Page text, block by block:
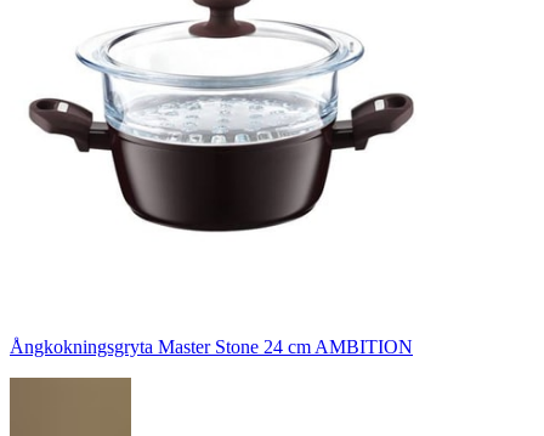
Ångkokningsgryta Master Stone 24 cm AMBITION